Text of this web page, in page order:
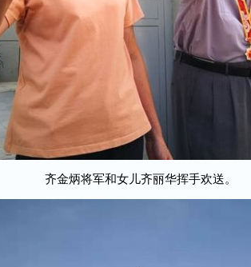
齐金炳将军和女儿齐丽华挥手欢送。